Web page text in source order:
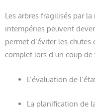
Les arbres fragilisés par
intempéries peuvent
permet d’éviter les
complet lors d’un coup
L’évaluation de
La planification de